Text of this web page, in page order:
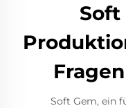
Soft
Soft Gem, ein